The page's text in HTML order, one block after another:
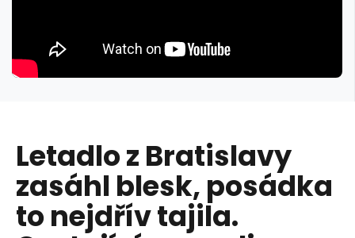
Letadlo z Bratislavy
zasáhl blesk, posádka
to nejdřív tajila.